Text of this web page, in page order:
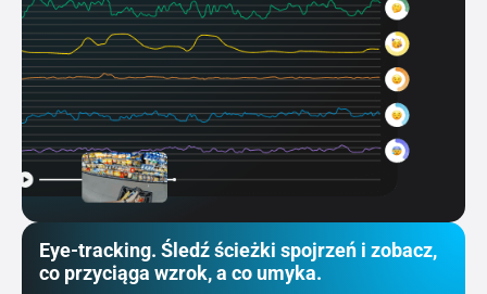
Eye-tracking. Śledź ścieżki spojrzeń i zobacz,
co przyciąga wzrok, a co umyka.